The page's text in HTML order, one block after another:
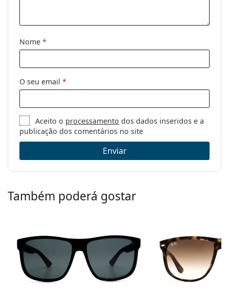
Código:
Nome *
O seu email *
Aceito o processamento dos dados inseridos e a
publicação dos comentários no site
Enviar
Também poderá gostar